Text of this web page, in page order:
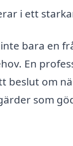
i ett
bara en
En
om
som